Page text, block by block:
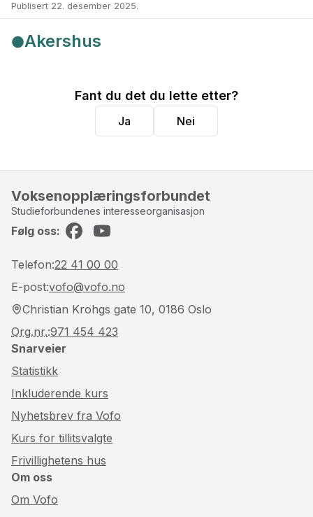
Publisert 22. desember 2025.
Akershus
Fant du det du lette etter?
Ja Nei
Voksenopplæringsforbundet
Studieforbundenes interesseorganisasjon
Følg oss:
Telefon:22 41 00 00
E-post:vofo@vofo.no
Christian Krohgs gate 10, 0186 Oslo
Org.nr.:971 454 423
Snarveier
Statistikk
Inkluderende kurs
Nyhetsbrev fra Vofo
Kurs for tillitsvalgte
Frivillighetens hus
Om oss
Om Vofo